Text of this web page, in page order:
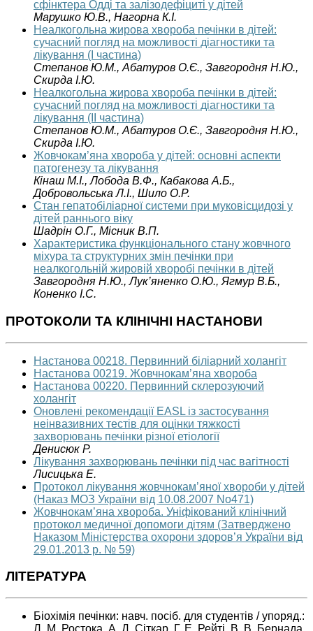
сфінктера Одді та залізодефіциті у дітей
Марушко Ю.В., Нагорна К.І.
Неалкогольна жирова хвороба печінки в дітей:
сучасний погляд на можливості діагностики та
лікування (I частина)
Степанов Ю.М., Абатуров О.Є., Завгородня Н.Ю.,
Скирда І.Ю.
Неалкогольна жирова хвороба печінки в дітей:
сучасний погляд на можливості діагностики та
лікування (II частина)
Степанов Ю.М., Абатуров О.Є., Завгородня Н.Ю.,
Скирда І.Ю.
Жовчокам’яна хвороба у дітей: основні аспекти
патогенезу та лікування
Кінаш М.І., Лобода В.Ф., Кабакова А.Б.,
Добровольська Л.І., Шило О.Р.
Стан гепатобіліарної системи при муковісцидозі у
дітей раннього віку
Шадрін О.Г., Місник В.П.
Характеристика функціонального стану жовчного
міхура та структурних змін печінки при
неалкогольній жировій хворобі печінки в дітей
Завгородня Н.Ю., Лук’яненко О.Ю., Ягмур В.Б.,
Коненко І.С.
ПРОТОКОЛИ ТА КЛІНІЧНІ НАСТАНОВИ
Настанова 00218. Первинний біліарний холангіт
Настанова 00219. Жовчнокам’яна хвороба
Настанова 00220. Первинний склерозуючий
холангіт
Оновлені рекомендації EASL із застосування
неінвазивних тестів для оцінки тяжкості
захворювань печінки різної етіології
Денисюк Р.
Лікування захворювань печінки під час вагітності
Лисицька Е.
Протокол лікування жовчнокам’яної хвороби у дітей
(Наказ МОЗ України від 10.08.2007 No471)
Жовчнокам’яна хвороба. Уніфікований клінічний
протокол медичної допомоги дітям (Затверджено
Наказом Міністерства охорони здоров’я України від
29.01.2013 р. № 59)
ЛІТЕРАТУРА
Біохімія печінки: навч. посіб. для студентів / упоряд.:
Л. М. Ростока, А. Д. Сіткар, Г. Е. Рейті, В. В. Бернада.